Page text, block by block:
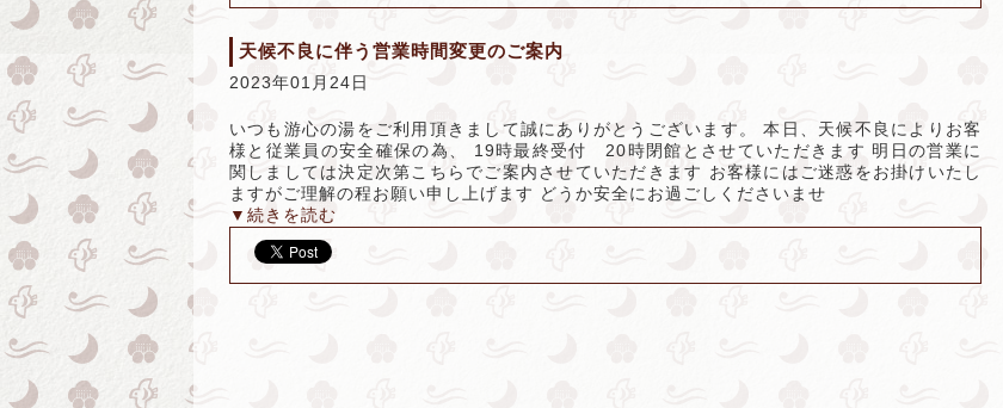
天候不良に伴う営業時間変更のご案内
2023年01月24日
いつも游心の湯をご利用頂きまして誠にありがとうございます。 本日、天候不良によりお客
様と従業員の安全確保の為、 19時最終受付 20時閉館とさせていただきます 明日の営業に
関しましては決定次第こちらでご案内させていただきます お客様にはご迷惑をお掛けいたし
ますがご理解の程お願い申し上げます どうか安全にお過ごしくださいませ
▼続きを読む